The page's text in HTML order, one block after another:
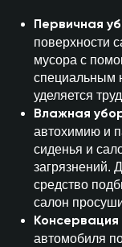
Первичная
поверхности
мусора с
специальным
уделяется
Влажная
автохимию и
сиденья и
загрязнений.
средство
салон
Консервация
автомобиля